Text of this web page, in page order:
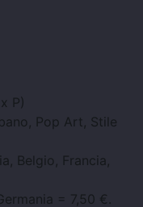
P)
Pop Art, Stile
Belgio, Francia,
= 7,50 €.